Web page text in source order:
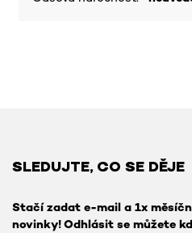
SLEDUJTE, CO SE DĚJE
Stačí zadat e-mail a 1x
novinky! Odhlásit se můžete